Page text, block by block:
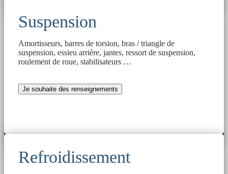
Suspension
Amortisseurs, barres de torsion, bras / triangle de
suspension, essieu arrière, jantes, ressort de suspension,
roulement de roue, stabilisateurs …
Je souhaite des renseignements
Refroidissement